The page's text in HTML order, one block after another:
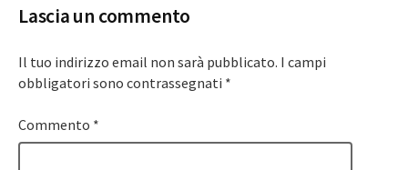
Lascia un commento
Il tuo indirizzo email non sarà pubblicato. I campi
obbligatori sono contrassegnati *
Commento *